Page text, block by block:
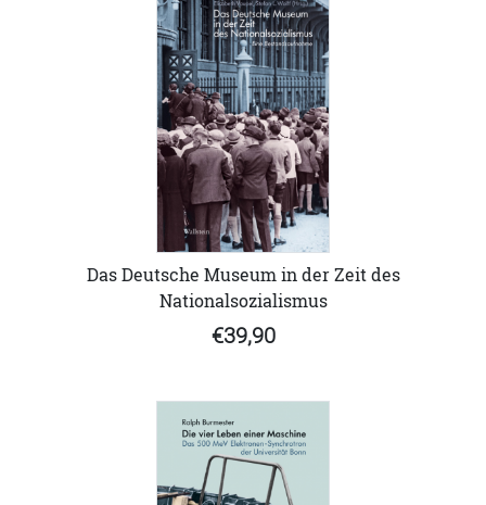
Das Deutsche Museum in der Zeit des
Nationalsozialismus
€39,90